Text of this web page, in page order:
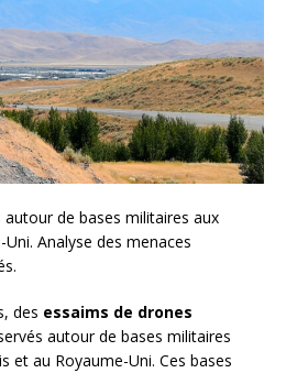
de bases militaires aux
Analyse des menaces
des essaims de drones
autour de bases militaires
et au Royaume-Uni. Ces bases